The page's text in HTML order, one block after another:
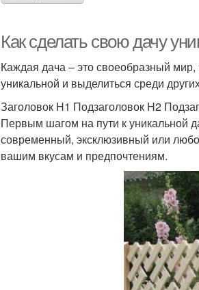
Как сделать свою дачу
Каждая дача – это своеобразный
уникальной и выделиться среди
Заголовок H1 Подзаголовок H2
Первым шагом на пути к уникальной
современный, эксклюзивный или
вашим вкусам и предпочтениям.